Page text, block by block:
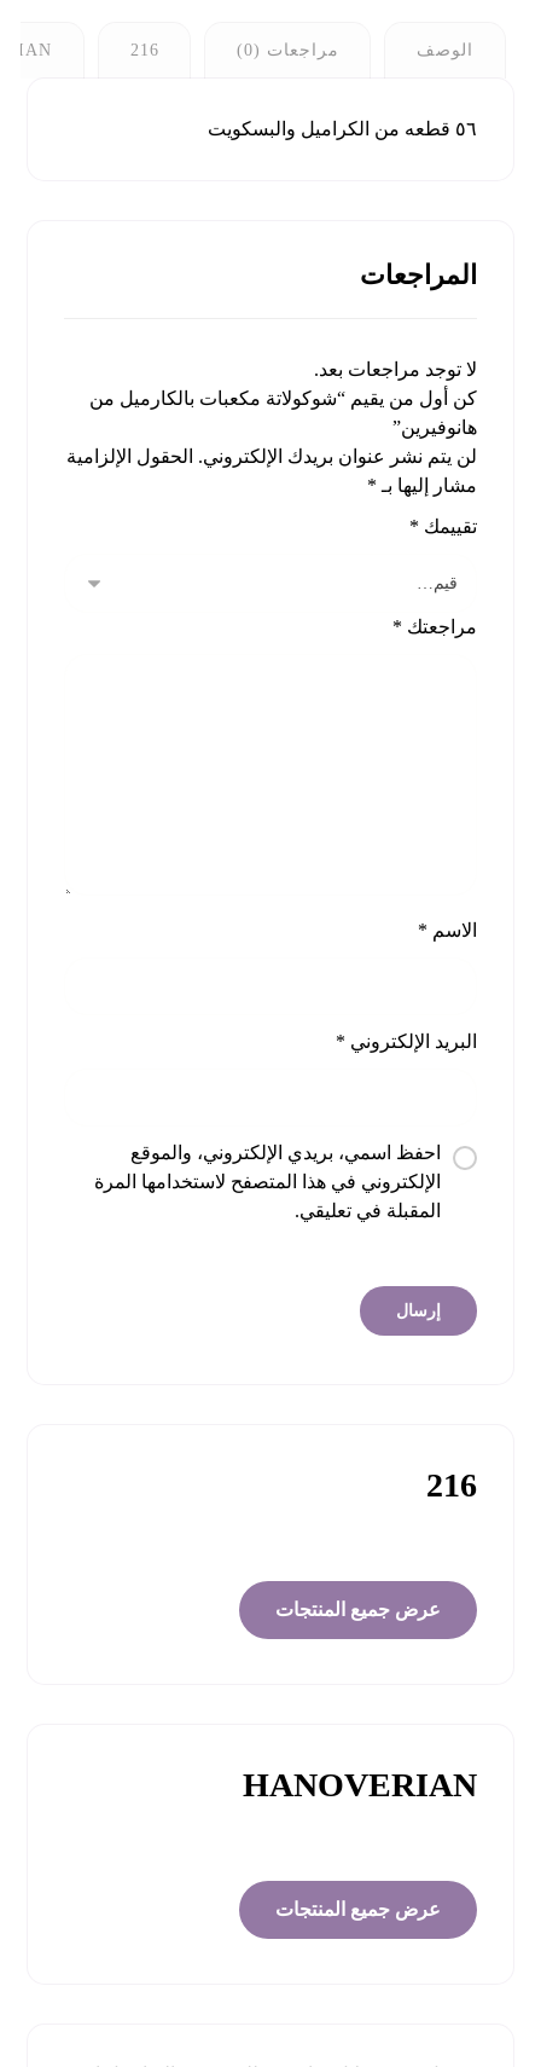
الوصف مراجعات (0) 216
٥٦ قطعه من الكراميل والبسكويت
المراجعات
لا توجد مراجعات بعد.
كن أول من يقيم “شوكولاتة مكعبات بالكارميل من
هانوفيرين”
لن يتم نشر عنوان بريدك الإلكتروني. الحقول الإلزامية
مشار إليها بـ *
تقييمك *
مراجعتك *
الاسم *
البريد الإلكتروني *
احفظ اسمي، بريدي الإلكتروني، والموقع
الإلكتروني في هذا المتصفح لاستخدامها المرة
المقبلة في تعليقي.
216
عرض جميع المنتجات
HANOVERIAN
عرض جميع المنتجات